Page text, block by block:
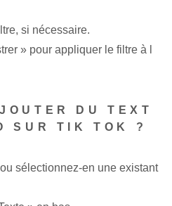
si nécessaire.
» pour appliquer le filtre à l
DU TEXT
SUR TIK TOK ?
sélectionnez-en une existant